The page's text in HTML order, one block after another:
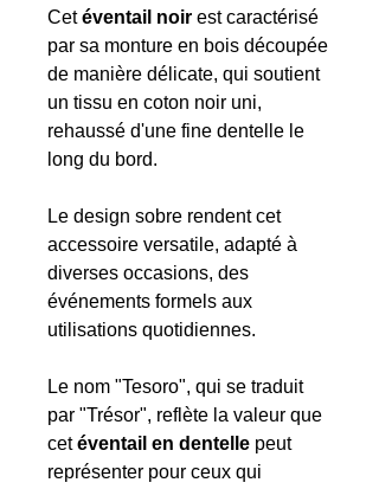
Cetéventail noir est caractérisé
par sa monture en bois découpée
de manière délicate, qui soutient
un tissu en coton noir uni,
rehaussé d'une fine dentelle le
long du bord.
Le design sobre rendent cet
accessoire versatile, adapté à
diverses occasions, des
événements formels aux
utilisations quotidiennes.
Le nom "Tesoro", qui se traduit
par "Trésor", reflète la valeur que
cetéventail en dentelle peut
représenter pour ceux qui